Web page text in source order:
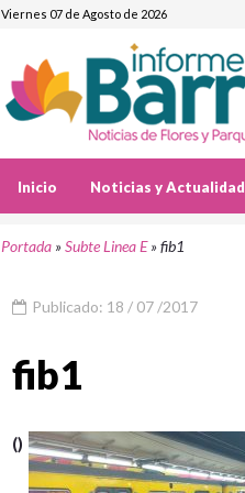
Viernes 07 de Agosto de 2026
Inicio Noticias y Actualidad
Portada »Subte Linea E»fib1
Publicado: 18 / 07 /2017
fib1
()